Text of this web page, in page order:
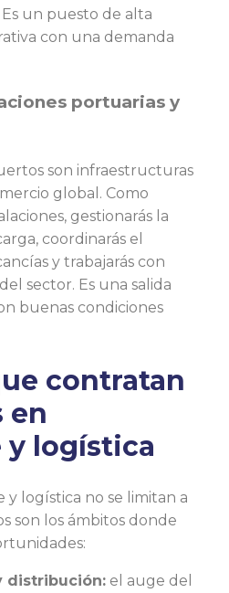
un puesto de alta
con una demanda
portuarias y
son infraestructuras
global. Como
gestionarás la
coordinarás el
y trabajarás con
sector. Es una salida
buenas condiciones
contratan
en
logística
y logística no se limitan a
son los ámbitos donde
distribución: el auge del